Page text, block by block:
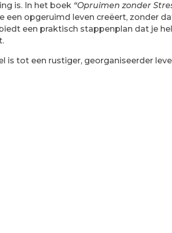
is. In het boek “Opruimen zonder
een opgeruimd leven creëert, zonder
een praktisch stappenplan dat je
is tot een rustiger, georganiseerder